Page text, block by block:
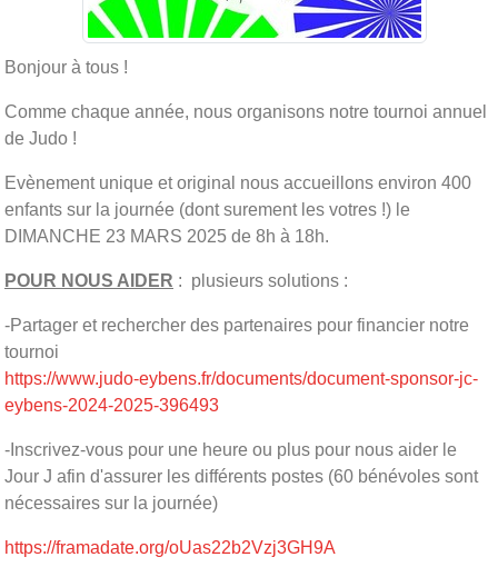
Bonjour à tous !
Comme chaque année, nous organisons notre tournoi annuel
de Judo !
Evènement unique et original nous accueillons environ 400
enfants sur la journée (dont surement les votres !) le
DIMANCHE 23 MARS 2025 de 8h à 18h.
POUR NOUS AIDER : plusieurs solutions :
-Partager et rechercher des partenaires pour financier notre
tournoi
https://www.judo-eybens.fr/documents/document-sponsor-jc-
eybens-2024-2025-396493
-Inscrivez-vous pour une heure ou plus pour nous aider le
Jour J afin d'assurer les différents postes (60 bénévoles sont
nécessaires sur la journée)
https://framadate.org/oUas22b2Vzj3GH9A